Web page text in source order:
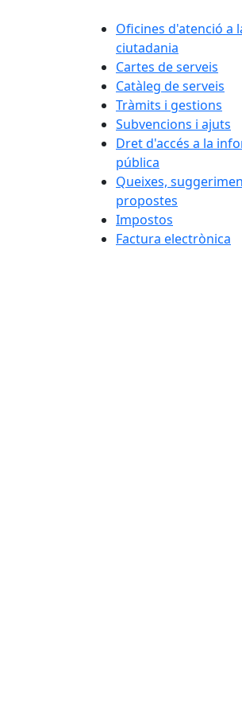
Oficines d'atenció a
ciutadania
Cartes de serveis
Catàleg de serveis
Tràmits i gestions
Subvencions i ajuts
Dret d'accés a la
pública
Queixes,
propostes
Impostos
Factura electrònica